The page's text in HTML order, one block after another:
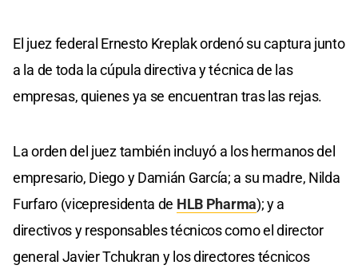
El juez federal Ernesto Kreplak ordenó su captura junto
a la de toda la cúpula directiva y técnica de las
empresas, quienes ya se encuentran tras las rejas.
La orden del juez también incluyó a los hermanos del
empresario, Diego y Damián García; a su madre, Nilda
Furfaro (vicepresidenta de HLB Pharma); y a
directivos y responsables técnicos como el director
general Javier Tchukran y los directores técnicos